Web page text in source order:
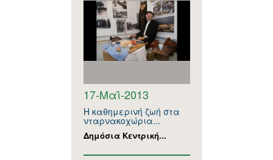
17-Μαΐ-2013
Η καθημερινή ζωή στα
νταρνακοχώρια...
Δημόσια Κεντρική...